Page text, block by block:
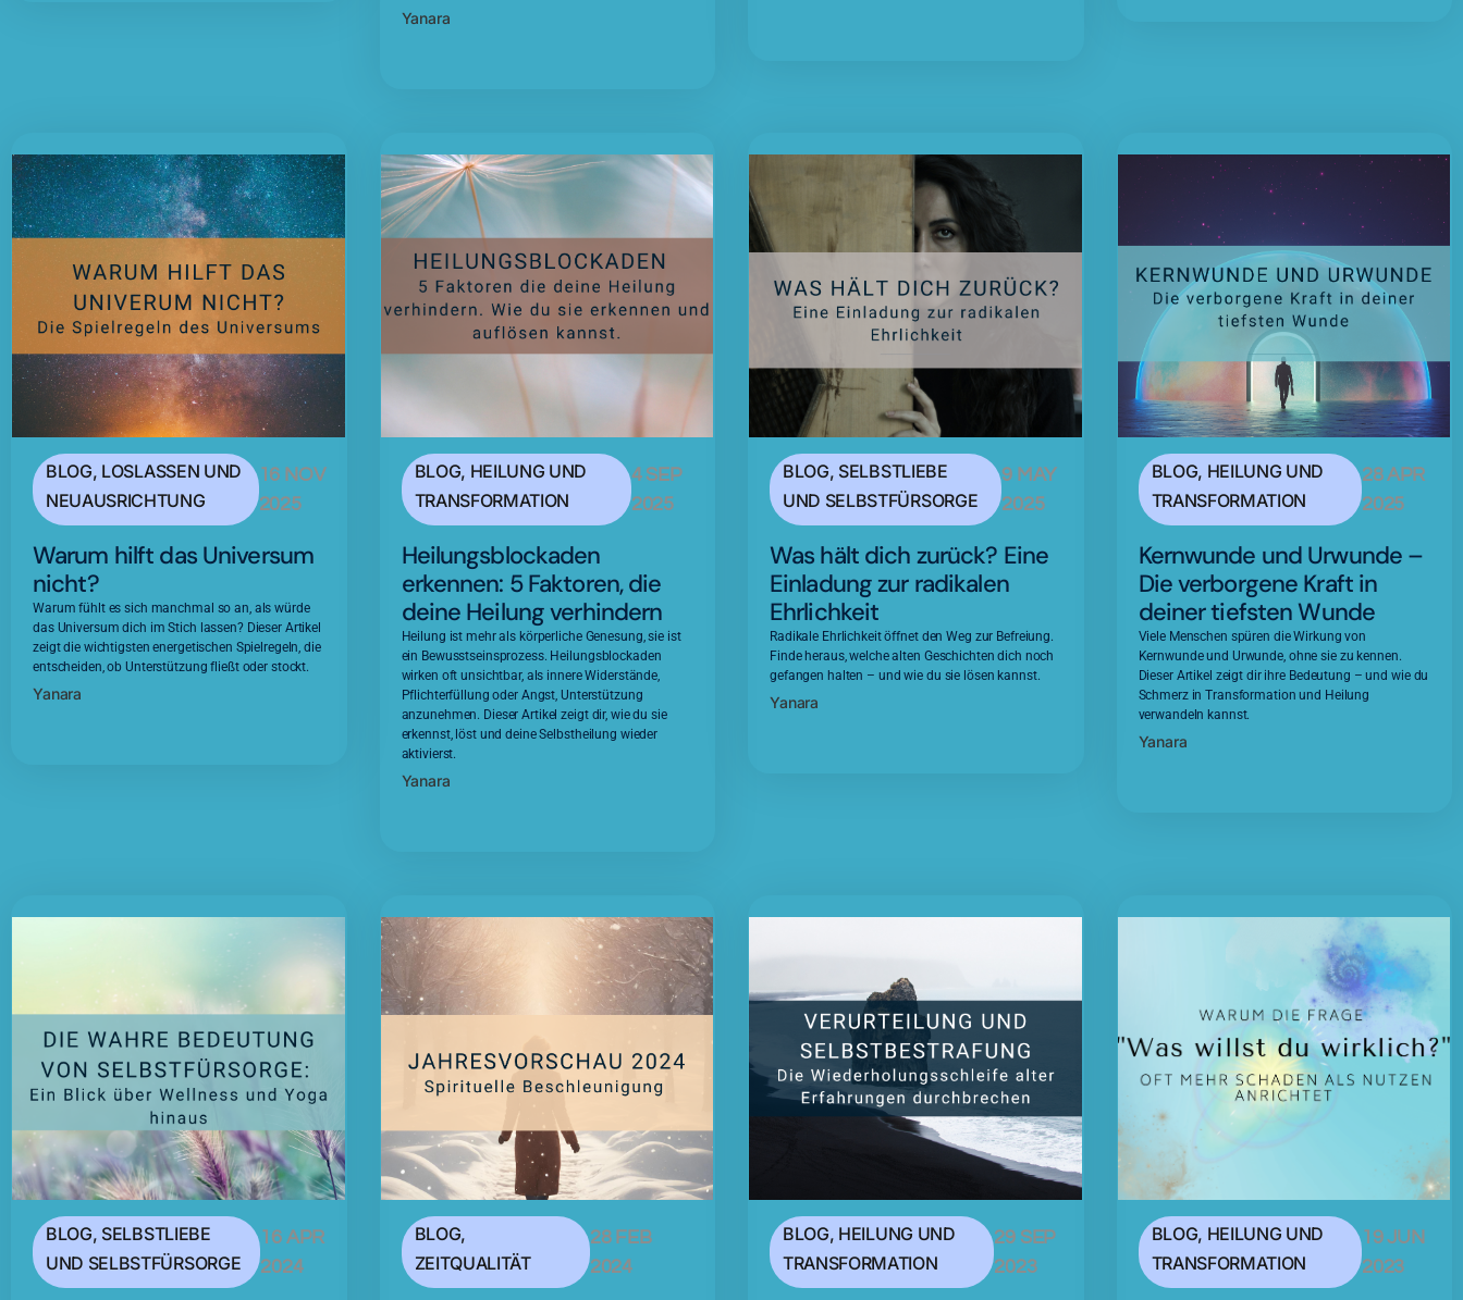
Yanara
BLOG, LOSLASSEN UND
NEUAUSRICHTUNG
16 NOV
2025
Warum hilft das Universum
nicht?
Warum fühlt es sich manchmal so an, als würde
das Universum dich im Stich lassen? Dieser Artikel
zeigt die wichtigsten energetischen Spielregeln, die
entscheiden, ob Unterstützung fließt oder stockt.
Yanara
BLOG, HEILUNG UND
TRANSFORMATION
4 SEP
2025
Heilungsblockaden
erkennen: 5 Faktoren, die
deine Heilung verhindern
Heilung ist mehr als körperliche Genesung, sie ist
ein Bewusstseinsprozess. Heilungsblockaden
wirken oft unsichtbar, als innere Widerstände,
Pflichterfüllung oder Angst, Unterstützung
anzunehmen. Dieser Artikel zeigt dir, wie du sie
erkennst, löst und deine Selbstheilung wieder
aktivierst.
Yanara
BLOG, SELBSTLIEBE
UND SELBSTFÜRSORGE
9 MAY
2025
Was hält dich zurück? Eine
Einladung zur radikalen
Ehrlichkeit
Radikale Ehrlichkeit öffnet den Weg zur Befreiung.
Finde heraus, welche alten Geschichten dich noch
gefangen halten – und wie du sie lösen kannst.
Yanara
BLOG, HEILUNG UND
TRANSFORMATION
28 APR
2025
Kernwunde und Urwunde –
Die verborgene Kraft in
deiner tiefsten Wunde
Viele Menschen spüren die Wirkung von
Kernwunde und Urwunde, ohne sie zu kennen.
Dieser Artikel zeigt dir ihre Bedeutung – und wie du
Schmerz in Transformation und Heilung
verwandeln kannst.
Yanara
BLOG, SELBSTLIEBE
UND SELBSTFÜRSORGE
16 APR
2024
BLOG,
ZEITQUALITÄT
28 FEB
2024
BLOG, HEILUNG UND
TRANSFORMATION
29 SEP
2023
BLOG, HEILUNG UND
TRANSFORMATION
19 JUN
2023